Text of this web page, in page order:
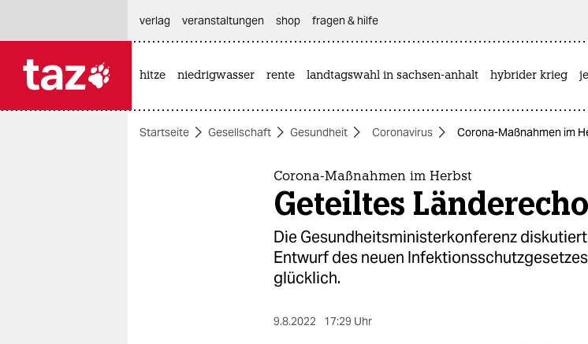
themen
verlag
veranstaltungen shop fragen & hilfe
hitze niedrigwasser rente landtagswahl in sachsen-anhalt hybrider krieg
Startseite Gesellschaft Gesundheit Coronavirus Corona-Maßnahmen im
Corona-Maßnahmen im Herbst
Geteiltes Länderecho
Die Gesundheitsministerkonferenz
Entwurf des neuen
glücklich.
9.8.2022 17:29 Uhr